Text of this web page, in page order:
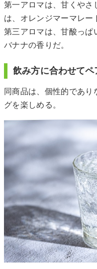
第一アロマは、甘くやさ
は、オレンジマーマレー
第三アロマは、甘酸っぱ
バナナの香りだ。
飲み方に合わせてペ
同商品は、個性的であ
グを楽しめる。